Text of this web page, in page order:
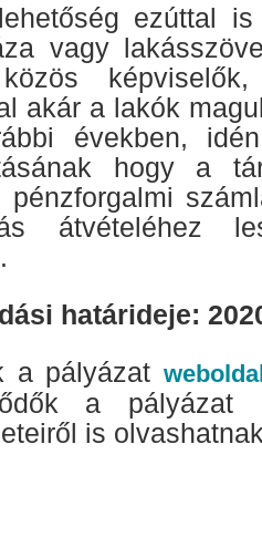
ezúttal
vagy
képviselők,
akár a lakók
években,
hogy a
pénzforgalmi
átvételéhez
határideje:
a pályázat
a pályázat
is